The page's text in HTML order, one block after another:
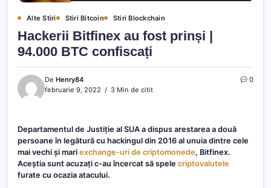
Alte Stiri Stiri Bitcoin Stiri Blockchain
Hackerii Bitfinex au fost prinși |
94.000 BTC confiscați
De Henry84
februarie 9, 2022
3 Min de citit
0
Departamentul de Justiție al SUA a dispus arestarea a două
persoane în legătură cu hackingul din 2016 al unuia dintre cele
mai vechi și mari exchange-uri de criptomonede, Bitfinex.
Aceștia sunt acuzați c-au încercat să spele criptovalutele
furate cu ocazia atacului.